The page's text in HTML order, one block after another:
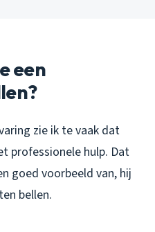
een
zie ik te vaak dat
professionele hulp. Dat
goed voorbeeld van, hij
bellen.